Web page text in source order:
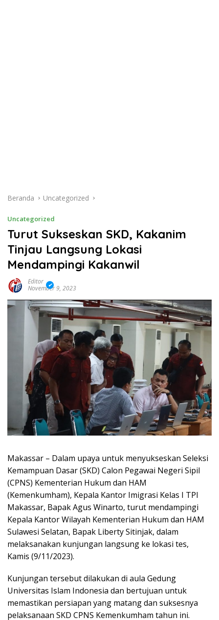
Beranda Uncategorized
Uncategorized
Turut Sukseskan SKD, Kakanim
Tinjau Langsung Lokasi
Mendampingi Kakanwil
Editor
November 9, 2023
Makassar – Dalam upaya untuk menyukseskan Seleksi
Kemampuan Dasar (SKD) Calon Pegawai Negeri Sipil
(CPNS) Kementerian Hukum dan HAM
(Kemenkumham), Kepala Kantor Imigrasi Kelas I TPI
Makassar, Bapak Agus Winarto, turut mendampingi
Kepala Kantor Wilayah Kementerian Hukum dan HAM
Sulawesi Selatan, Bapak Liberty Sitinjak, dalam
melaksanakan kunjungan langsung ke lokasi tes,
Kamis (9/11/2023).
Kunjungan tersebut dilakukan di aula Gedung
Universitas Islam Indonesia dan bertujuan untuk
memastikan persiapan yang matang dan suksesnya
pelaksanaan SKD CPNS Kemenkumham tahun ini.